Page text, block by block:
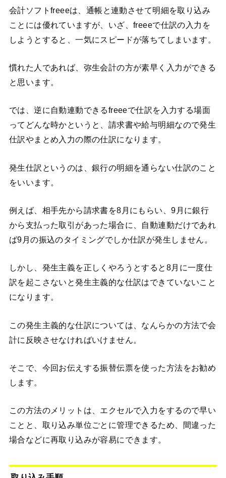
会計ソフトfreeeは、通帳と連動させて明細を取り込み
ことには優れていますが、いざ、freeeで仕訳の入力を
しようとすると、一気にスピードが落ちてしまいます。
慣れた人であれば、弥生会計の方が素早く入力ができる
と思います。
では、逆に自動連動できるfreeeで仕訳を入力する場面
ってどんな時かというと、請求書や給与明細なので発生
仕訳やまとめ入力の際の仕訳になります。
発生仕訳というのは、銀行の明細を通らない仕訳のこと
をいいます。
例えば、相手先から請求書を8月にもらい、9月に銀行
から支払った取引があった場合に、自動連動だけであれ
ば9月の振込のタイミングでしか仕訳が発生しません。
しかし、発生主義を正しくやろうとすると8月に一度仕
訳を起こさないと発生主義的な仕訳はできていないこと
になります。
この発生主義的な仕訳については、なんらかの方法で会
計に反映させなければいけません。
そこで、今回お伝えする振替伝票を使った方法をお勧め
します。
この方法のメリットは、エクセルで入力をするので早い
ことと、取り込み単位ごとに管理できるため、間違った
場合などに再取り込みが容易にできます。